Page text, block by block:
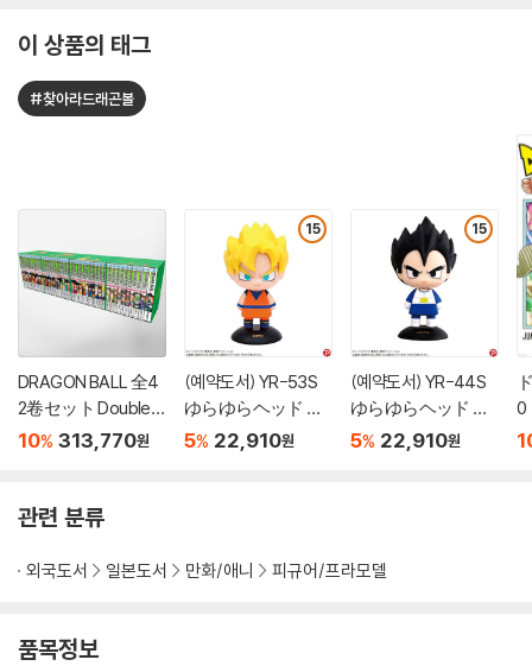
이 상품의 태그
#찾아라드래곤볼
DRAGON BALL 全4
2卷セット Double C
over Box
10% 313,770원
15
(예약도서) YR-53S
ゆらゆらヘッド ド
ラゴンボ-ルZ 孫悟
5% 22,910원
15
(예약도서) YR-44S
ゆらゆらヘッド ド
ラゴンボ-ルZ ベ
5% 22,910원
0
관련 분류
외국도서 일본도서 만화/애니 피규어/프라모델
품목정보